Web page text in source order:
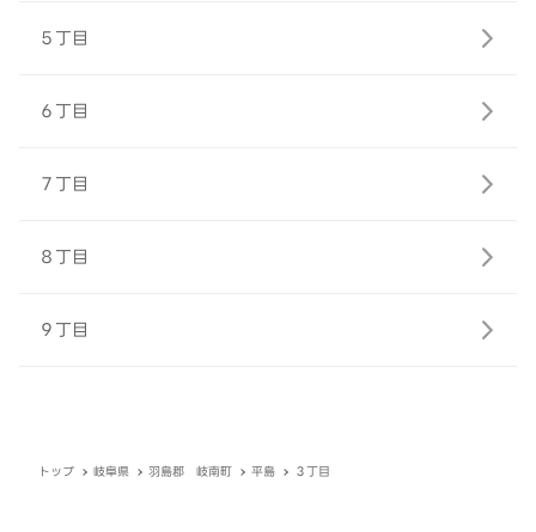
５丁目
６丁目
７丁目
８丁目
９丁目
トップ 岐阜県 羽島郡 岐南町 平島 ３丁目